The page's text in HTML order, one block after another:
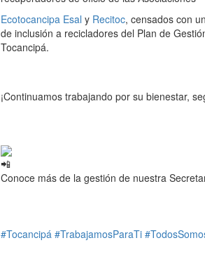
Ecotocancipa Esal y Recitoc, censados con
de inclusión a recicladores del Plan de
Tocancipá.
¡Continuamos trabajando por su bienestar,
Conoce más de la gestión de nuestra
#Tocancipá #TrabajamosParaTi